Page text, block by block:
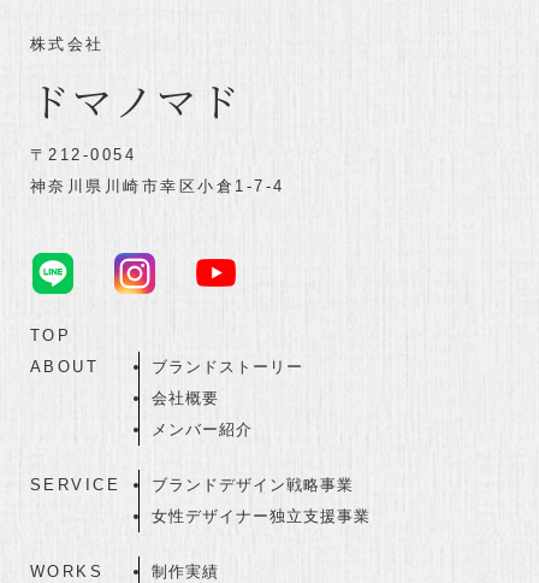
株式会社
ドマノマド
〒212-0054
神奈川県川崎市幸区小倉1-7-4
TOP
ABOUT
ブランドストーリー
会社概要
メンバー紹介
SERVICE
ブランドデザイン戦略事業
女性デザイナー独立支援事業
WORKS
制作実績